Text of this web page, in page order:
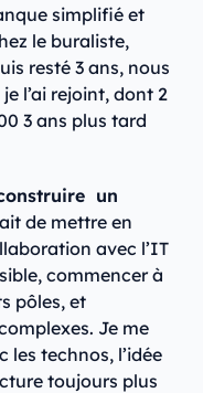
simplifié et
le buraliste,
resté 3 ans, nous
l’ai rejoint, dont 2
3 ans plus tard
un
de mettre en
avec l’IT
commencer à
pôles, et
Je me
technos, l’idée
toujours plus